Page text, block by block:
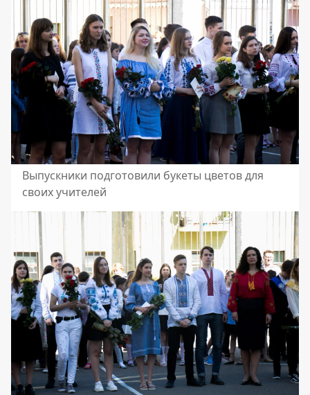
Выпускники подготовили букеты цветов для
своих учителей